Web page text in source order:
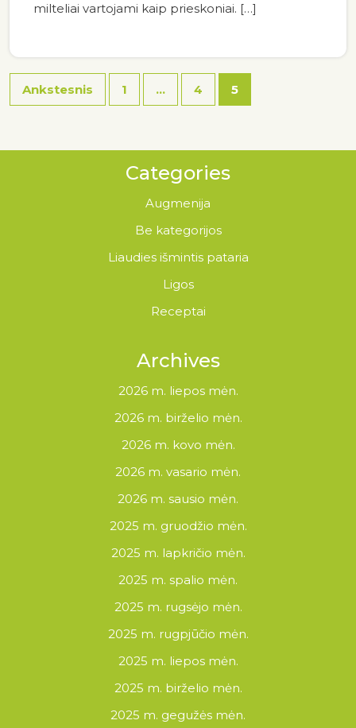
milteliai vartojami kaip prieskoniai. […]
Ankstesnis 1 … 4 5
Categories
Augmenija
Be kategorijos
Liaudies išmintis pataria
Ligos
Receptai
Archives
2026 m. liepos mėn.
2026 m. birželio mėn.
2026 m. kovo mėn.
2026 m. vasario mėn.
2026 m. sausio mėn.
2025 m. gruodžio mėn.
2025 m. lapkričio mėn.
2025 m. spalio mėn.
2025 m. rugsėjo mėn.
2025 m. rugpjūčio mėn.
2025 m. liepos mėn.
2025 m. birželio mėn.
2025 m. gegužės mėn.